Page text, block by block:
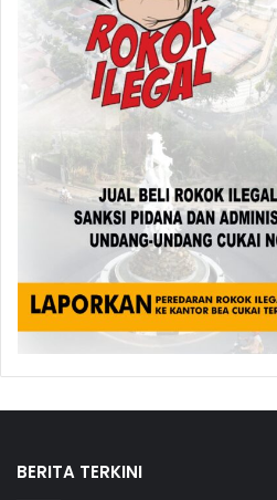
BERITA TERKINI